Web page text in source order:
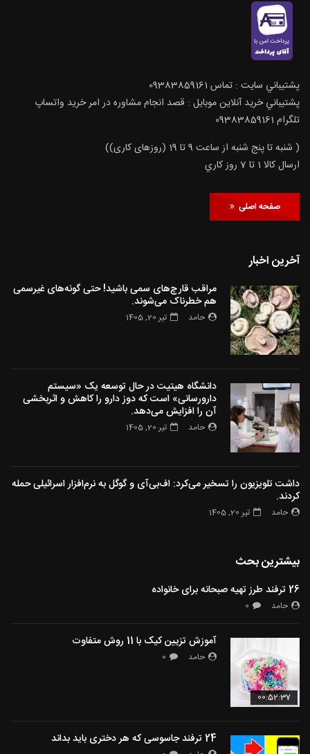
پشتيباني سايت : تماس 09383859161
پشتيباني خريد آنلاين موبايل : قصد انجام مشاوره در امر خرید واتساپ
تلگرام 09383859161
( شنبه تا پنج شنبه از ساعت 9 تا 19 (روزهای کاری))
ارسال كالا 1 تا 7 روز كاري
صفحه اصلی
آخرین اخبار
مراقب قارچ‌های سمی باشید! حتی گونه‌های غیرسمی
هم خطرناک می‌شوند.
حامد تیر 20, 1405
دانشگاه هیتیت در حال توسعه یک «سیستم
دارورسانی» است که دوز دارو را کاهش و اثربخشی
آن را افزایش می‌دهد.
حامد تیر 20, 1405
داشت تلویزیون را تسخیر می‌کرد: اف‌بی‌آی و گوگل به نرم‌افزار اسرائیلی حمله
کردند.
حامد تیر 20, 1405
بیشترین بحث
26 ترفند طرز تهیه صبحانه برای خانواده
حامد 0
00:52:37
آموزش تزیین کیک با 11 روش متفاوت
حامد 0
24 ترفند جاسوسی که هر دختری باید بداند